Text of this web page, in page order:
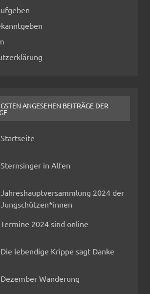
ANGESEHEN BEITRÄGE DER
Startseite
Sternsinger in Alfen
Jahreshauptversammlung 2024 der
Jungschützen*innen
Termine 2024 sind online
Die lebendige Krippe sagt Danke
Dezember Wanderung